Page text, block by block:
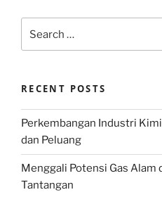
for:
RECENT POSTS
Perkembangan Industri
dan Peluang
Menggali Potensi Gas Alam
Tantangan